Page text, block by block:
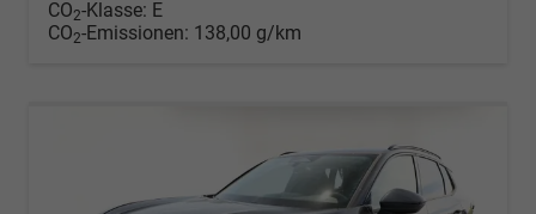
CO2-Klasse: E
CO2-Emissionen: 138,00 g/km